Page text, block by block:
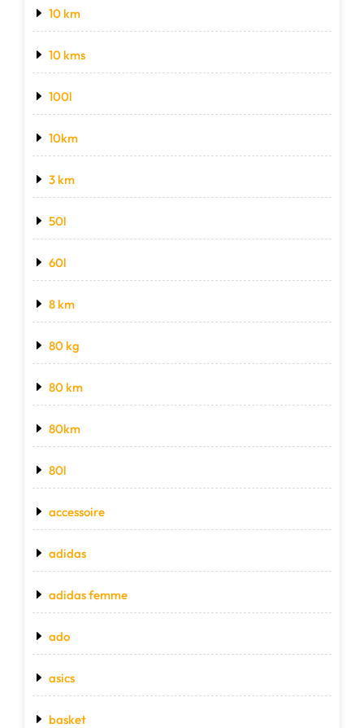
10 km
10 kms
100l
10km
3 km
50l
60l
8 km
80 kg
80 km
80km
80l
accessoire
adidas
adidas femme
ado
asics
basket